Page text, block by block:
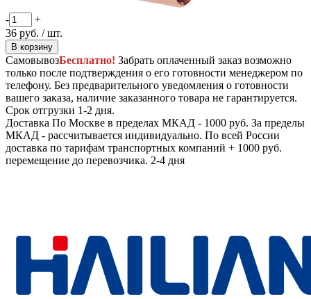
-
+
36 руб. / шт.
В корзину
СамовывозБесплатно! Забрать оплаченный заказ возможно
только после подтверждения о его готовности менеджером по
телефону. Без предварительного уведомления о готовности
вашего заказа, наличие заказанного товара не гарантируется.
Срок отгрузки 1-2 дня.
Доставка По Москве в пределах МКАД - 1000 руб. За пределы
МКАД - рассчитывается индивидуально. По всей России
доставка по тарифам транспортных компаний + 1000 руб.
перемещение до перевозчика. 2-4 дня